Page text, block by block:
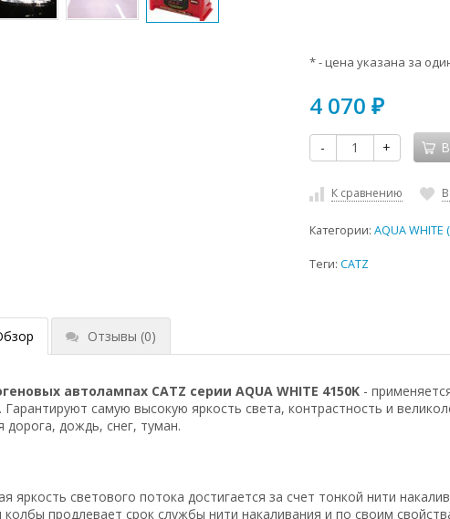
* - цена указана за
4 070 ₽
- +
К сравнению
Категории: AQUA WHITE
Теги: CATZ
Отзывы (0)
автолампах CATZ серии AQUA WHITE 4150K -
Гарантируют самую высокую яркость света, контрастность и
дорога, дождь, снег, туман.
яркость светового потока достигается за счет тонкой нити
колбы продлевает срок службы нити накаливания и по своим